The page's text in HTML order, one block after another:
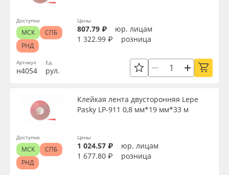
Артикул
н4054
Ед.
рул.
Цены
807.79 ₽
юр. лицам
1 322.99 ₽
розница
Доступно
МСК
СПБ
РНД
Клейкая лента двусторонняя Lepe
Pasky LP-911 0,8 мм*19 мм*33 м
Цены
1 024.57 ₽
юр. лицам
1 677.80 ₽
розница
Доступно
МСК
СПБ
РНД